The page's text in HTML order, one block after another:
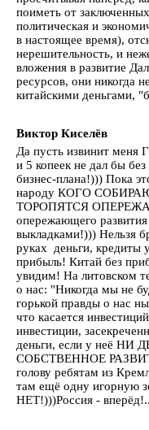
поиметь от
политическая и
в настоящее время),
нерешительность, и
вложения в развитие
ресурсов, они никогда
китайскими деньгами,
Виктор Киселёв
Да пусть извинит
и 5 копеек не дал бы
бизнес-плана!))) Пока
народу КОГО
ТОРОПЯТСЯ
опережающего
выкладками!))) Нельзя
руках деньги, кредиты
прибыль! Китай без
увидим! На литовском
о нас: "Никогда мы не
горькой правды о нас
что касается
инвестиции,
деньги, если у неё
СОБСТВЕННОЕ
голову ребятам из
там ещё одну игорную
НЕТ!)))Россия -